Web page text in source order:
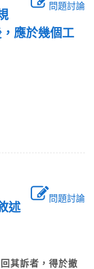
問題討論
應於幾個工
問題討論
述
其訴者，得於撤